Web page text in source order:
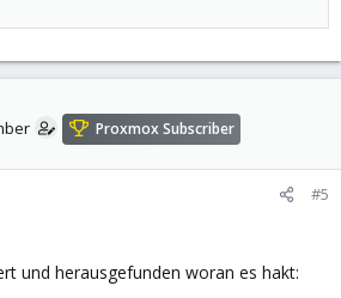
Proxmox Subscriber
#5
und herausgefunden woran es hakt: